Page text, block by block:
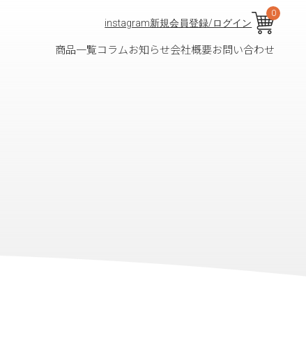
instagram新規会員登録/ログイン
0
商品一覧コラムお知らせ会社概要お問い合わせ